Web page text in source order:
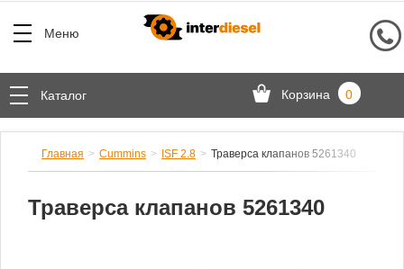
Меню
Каталог Корзина 0
Главная Cummins ISF 2.8 Траверса клапанов 5261340
Траверса клапанов 5261340